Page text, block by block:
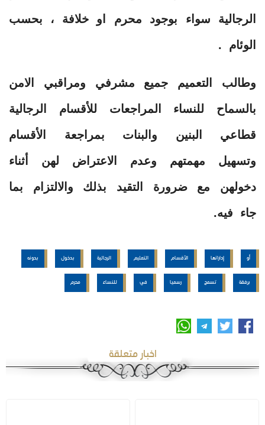
الرجالية سواء بوجود محرم او خلافة ، بحسب
الوئام .
وطالب التعميم جميع مشرفي ومراقبي الامن
بالسماح للنساء المراجعات للأقسام الرجالية
قطاعي البنين والبنات بمراجعة الأقسام
وتسهيل مهمتهم وعدم الاعتراض لهن أثناء
دخولهن مع ضرورة التقيد بذلك والالتزام بما
جاء فيه.
أو إداراتها الأقسام التعليم الرجالية بدخول بدونه
برفقة تسمح رسميا في للنساء محرم
اخبار متعلقة